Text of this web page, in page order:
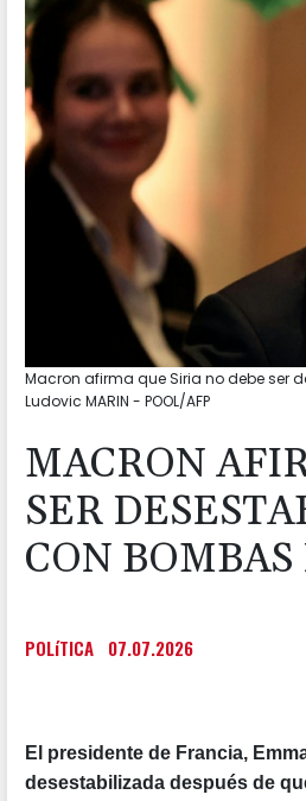
Macron afirma que Siria no debe ser
Ludovic MARIN - POOL/AFP
MACRON
SER
CON
POLíTICA 07.07.2026
El presidente de Francia,
desestabilizada después de